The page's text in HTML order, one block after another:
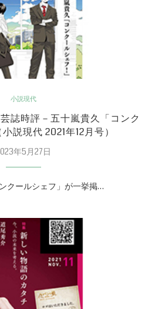
小説現代
誌時評－五十嵐貴久「コンク
説現代 2021年12月号）
年5月27日
クールシェフ」が一挙掲…